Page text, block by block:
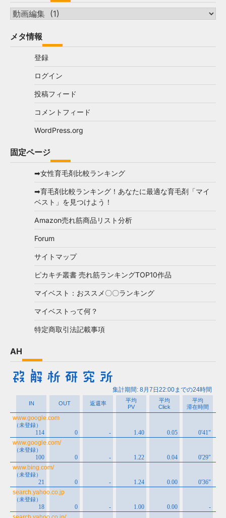
カ
ゴ
リ
メタ情報
登録
ログイン
投稿フィード
コメントフィード
WordPress.org
固定ページ
➡女性育毛剤比較ランキング
➡育毛剤比較ランキング！あなたに最適な育毛剤「マイ
ベスト」を見つけよう！
Amazon売れ筋商品リスト分析
Forum
サイトマップ
ピカキチ叢書 売れ筋ランキングTOP10作品
マイベスト：おススメ〇〇ランキング
マイベストって何？
特定商取引法記載事項
AH